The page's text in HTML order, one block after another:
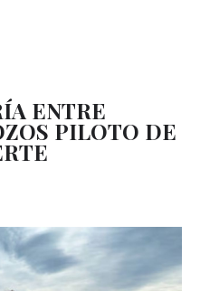
ENTRE
PILOTO DE